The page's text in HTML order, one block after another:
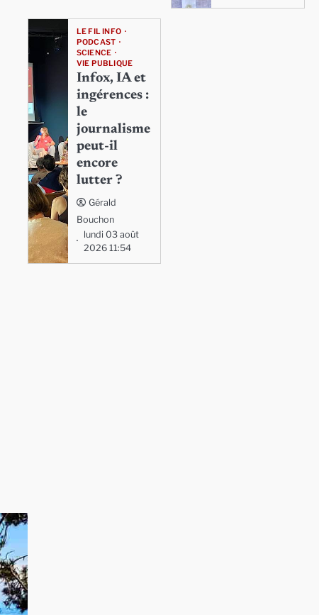
LE FIL INFO
PODCAST
SCIENCE
VIE PUBLIQUE
Infox, IA et
ingérences :
le
journalisme
peut-il
encore
lutter ?
Gérald
Bouchon
lundi 03 août
2026 11:54